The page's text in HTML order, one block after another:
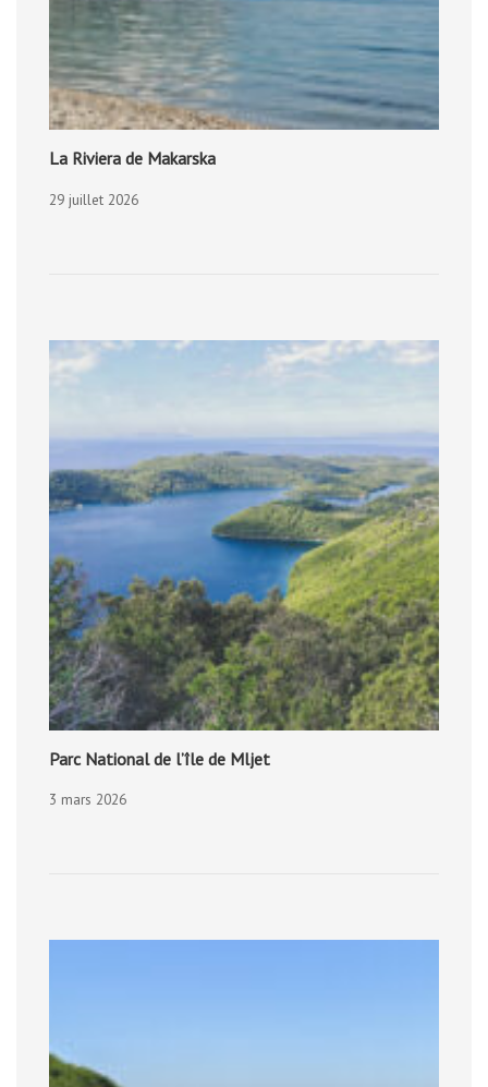
La Riviera de Makarska
29 juillet 2026
Parc National de l’île de Mljet
3 mars 2026